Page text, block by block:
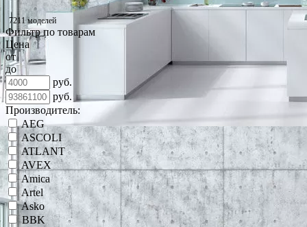
7211 моделей
Фильтр по товарам
Цена
от
до
руб.
руб.
Производитель:
AEG
ASCOLI
ATLANT
AVEX
Amica
Artel
Asko
BBK